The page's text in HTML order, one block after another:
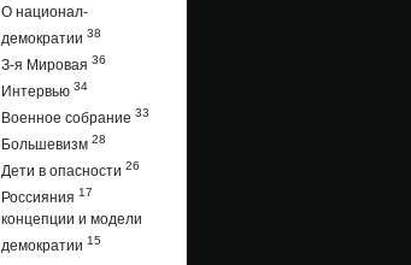
О национал-
демократии 38
З-я Мировая 36
Интервью 34
Военное собрание 33
Большевизм 28
Дети в опасности 26
Россияния 17
концепции и модели
демократии 15